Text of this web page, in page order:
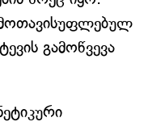
გამოწვევა